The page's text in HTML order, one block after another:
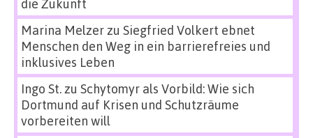
die Zukunft
Marina Melzerzu Siegfried Volkert ebnet
Menschen den Weg in ein barrierefreies und
inklusives Leben
Ingo St.zu Schytomyr als Vorbild: Wie sich
Dortmund auf Krisen und Schutzräume
vorbereiten will